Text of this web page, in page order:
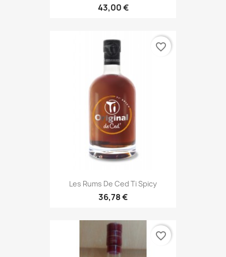
43,00 €
Les Rums De Ced Ti Spicy
36,78 €
favorite_border
favorite_border